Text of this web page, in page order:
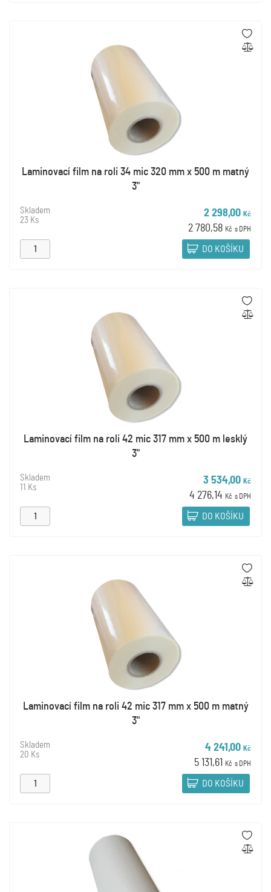
Laminovací film na roli 34 mic 320 mm x 500 m matný
3"
Skladem
23 Ks
2 298,00 Kč
2 780,58 Kč s DPH
DO KOŠÍKU
Laminovací film na roli 42 mic 317 mm x 500 m lesklý
3"
Skladem
11 Ks
3 534,00 Kč
4 276,14 Kč s DPH
DO KOŠÍKU
Laminovací film na roli 42 mic 317 mm x 500 m matný
3"
Skladem
20 Ks
4 241,00 Kč
5 131,61 Kč s DPH
DO KOŠÍKU